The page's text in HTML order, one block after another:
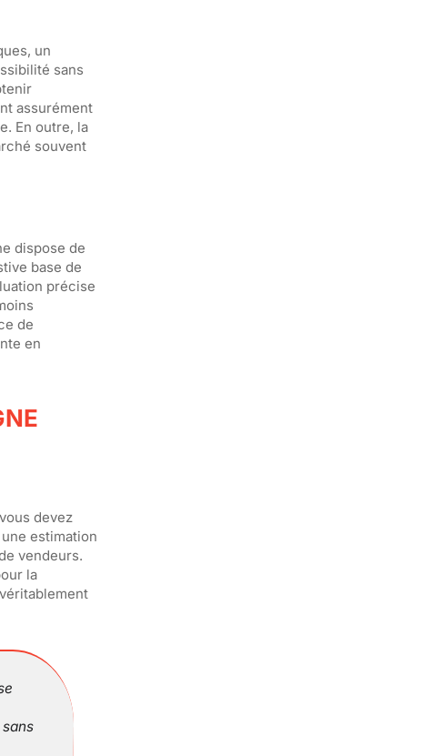
un
sans
assurément
En outre, la
souvent
dispose de
base de
précise
de
en
devez
estimation
vendeurs.
la